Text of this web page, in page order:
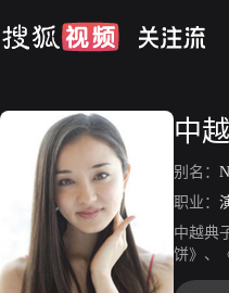
中
别名：
职业：
中越典
饼》、